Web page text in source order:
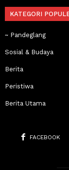
KATEGORI
~ Pandeglang
Sosial & Budaya
Berita
Peristiwa
Berita Utama
FACEBOOK